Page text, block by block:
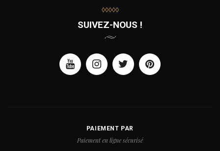
◊◊◊◊◊
SUIVEZ-NOUS !
PAIEMENT PAR
Paiement en ligne sécurisé